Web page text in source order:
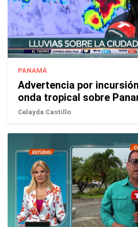
PANAMÁ
Advertencia por
onda tropical sobre
Celayda Castillo